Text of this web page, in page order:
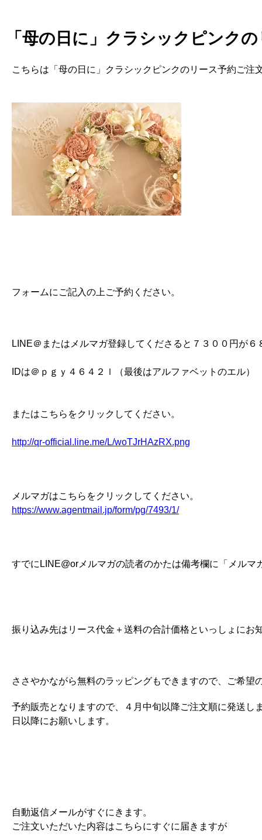
「母の日に」クラシックピンク
こちらは「母の日に」クラシックピンクのリース予約ご注
フォームにご記入の上ご予約ください。
LINE＠またはメルマガ登録してくださると７３００円が６
IDは＠ｐｇｙ４６４２ｌ（最後はアルファベットのエル）
またはこちらをクリックしてください。
http://qr-official.line.me/L/woTJrHAzRX.png
メルマガはこちらをクリックしてください。
https://www.agentmail.jp/form/pg/7493/1/
すでにLINE@orメルマガの読者のかたは備考欄に「メルマ
振り込み先はリース代金＋送料の合計価格といっしょにお
ささやかながら無料のラッピングもできますので、ご希望
予約販売となりますので、４月中旬以降ご注文順に発送
日以降にお願いします。
自動返信メールがすぐにきます。
ご注文いただいた内容はこちらにすぐに届きますが